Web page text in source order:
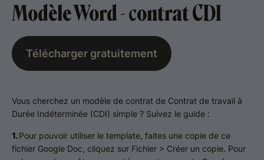
Modèle Word - contrat CDI
Télécharger gratuitement
Vous cherchez un modèle de contrat de Contrat de travail à
Durée Indéterminée (CDI) simple ? Suivez le guide :
1.Pour pouvoir utiliser le template, faites une copie de ce
fichier Google Doc, cliquez sur Fichier > Créer un copie. Pour